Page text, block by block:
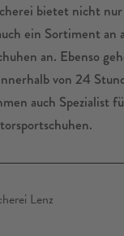
bietet nicht
ein Sortiment
an. Ebenso
von 24
auch Spezialist
Lenz